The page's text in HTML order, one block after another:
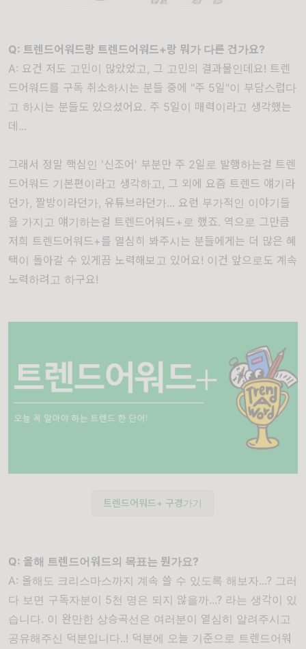
Q: 트렌드어워드랑 트렌드어워드+랑 뭐가 다른 건가요?
A: 요건 저도 고민이 많았었고, 그 고민의 결과물인데요! 트렌
드어워드를 구독 취소하시는 분들 중에 "주 5일"이 부담스럽다
고 하시는 분들도 있으셨어요. 주 5일이 매력이라고 생각했는
데...
그래서 정말 핵심인 '신조어' 부분만 주 2일로 발행하는걸 트렌
드어워드 기본편이라고 생각하고, 그 외에 요즘 트렌드 얘기라
던가, 짤방이라던가, 유튜브라던가... 요런 부가적인 이야기들
을 가지고 얘기하는걸 트렌드어워드+로 했죠. 역으로 그만큼
저희 트렌드어워드+를 열심히 봐주시는 분들에게는 더 많은 혜
택이 돌아갈 수 있게끔 노력해보고 있어요! 이건 앞으로도 계속
노력하려고 하구요!
트렌드어워드+ 구경가기
Q: 올해 트렌드어워드의 목표는 뭔가요?
A: 올해도 크리스마스까지 계속 쓸 수 있도록 해보자...? 그러
다 보면 구독자분이 5천 명은 되지 않을까...? 라는 생각이 있
습니다. 이 완만한 상승곡선은 여러분이 열심히 알려주시고
공유해주신 덕분입니다..! 덕분에 오늘 기준으로 트렌드어워